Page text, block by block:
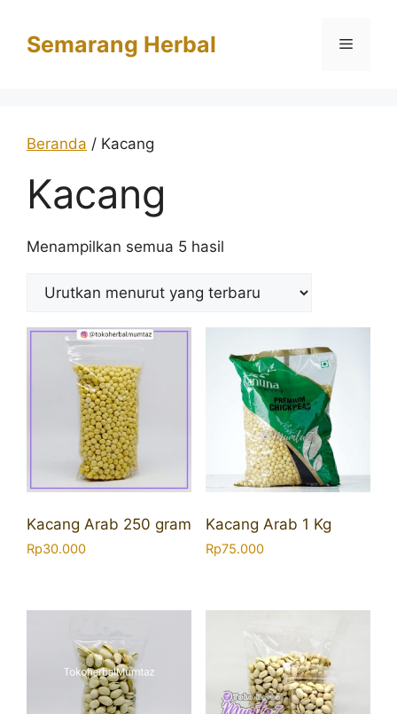
Semarang Herbal Menu
Beranda / Kacang
Kacang
Menampilkan semua 5 hasil
yang
Kacang Arab 250 gram
Rp30.000
Kacang Arab 1 Kg
Rp75.000